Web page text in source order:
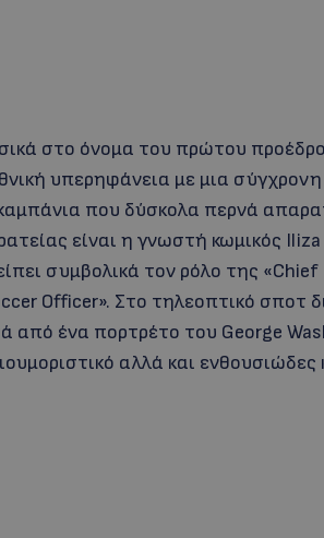
στο όνομα του πρώτου
υπερηφάνεια με μια
που δύσκολα περνά
είναι η γνωστή κωμικός
συμβολικά τον ρόλο της
Officer». Στο τηλεοπτικό σποτ
από ένα πορτρέτο του George
αλλά και